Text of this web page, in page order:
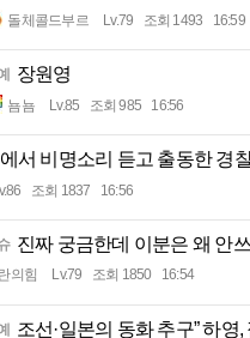
돌체콜드부르 Lv.79 조회 1493 16:59
장원영
뇸뇸 Lv.85 조회 985 16:56
서 비명소리 듣고 출동한 경
조회 1837 16:56
진짜 궁금한데 이분은 왜 안
의힘 Lv.79 조회 1850 16:54
조선·일본의 동화 추구” 하영